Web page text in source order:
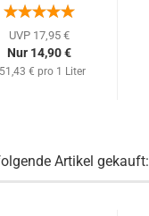
UVP 17,95 €
Nur 14,90 €
€ pro 1 Liter
Artikel gekauft: